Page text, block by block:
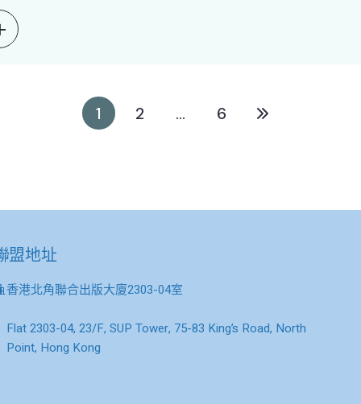
1 2 ... 6
盟地址
香港北角聯合出版大廈2303-04室
Flat 2303-04, 23/F, SUP Tower, 75-83 King’s Road, North
Point, Hong Kong